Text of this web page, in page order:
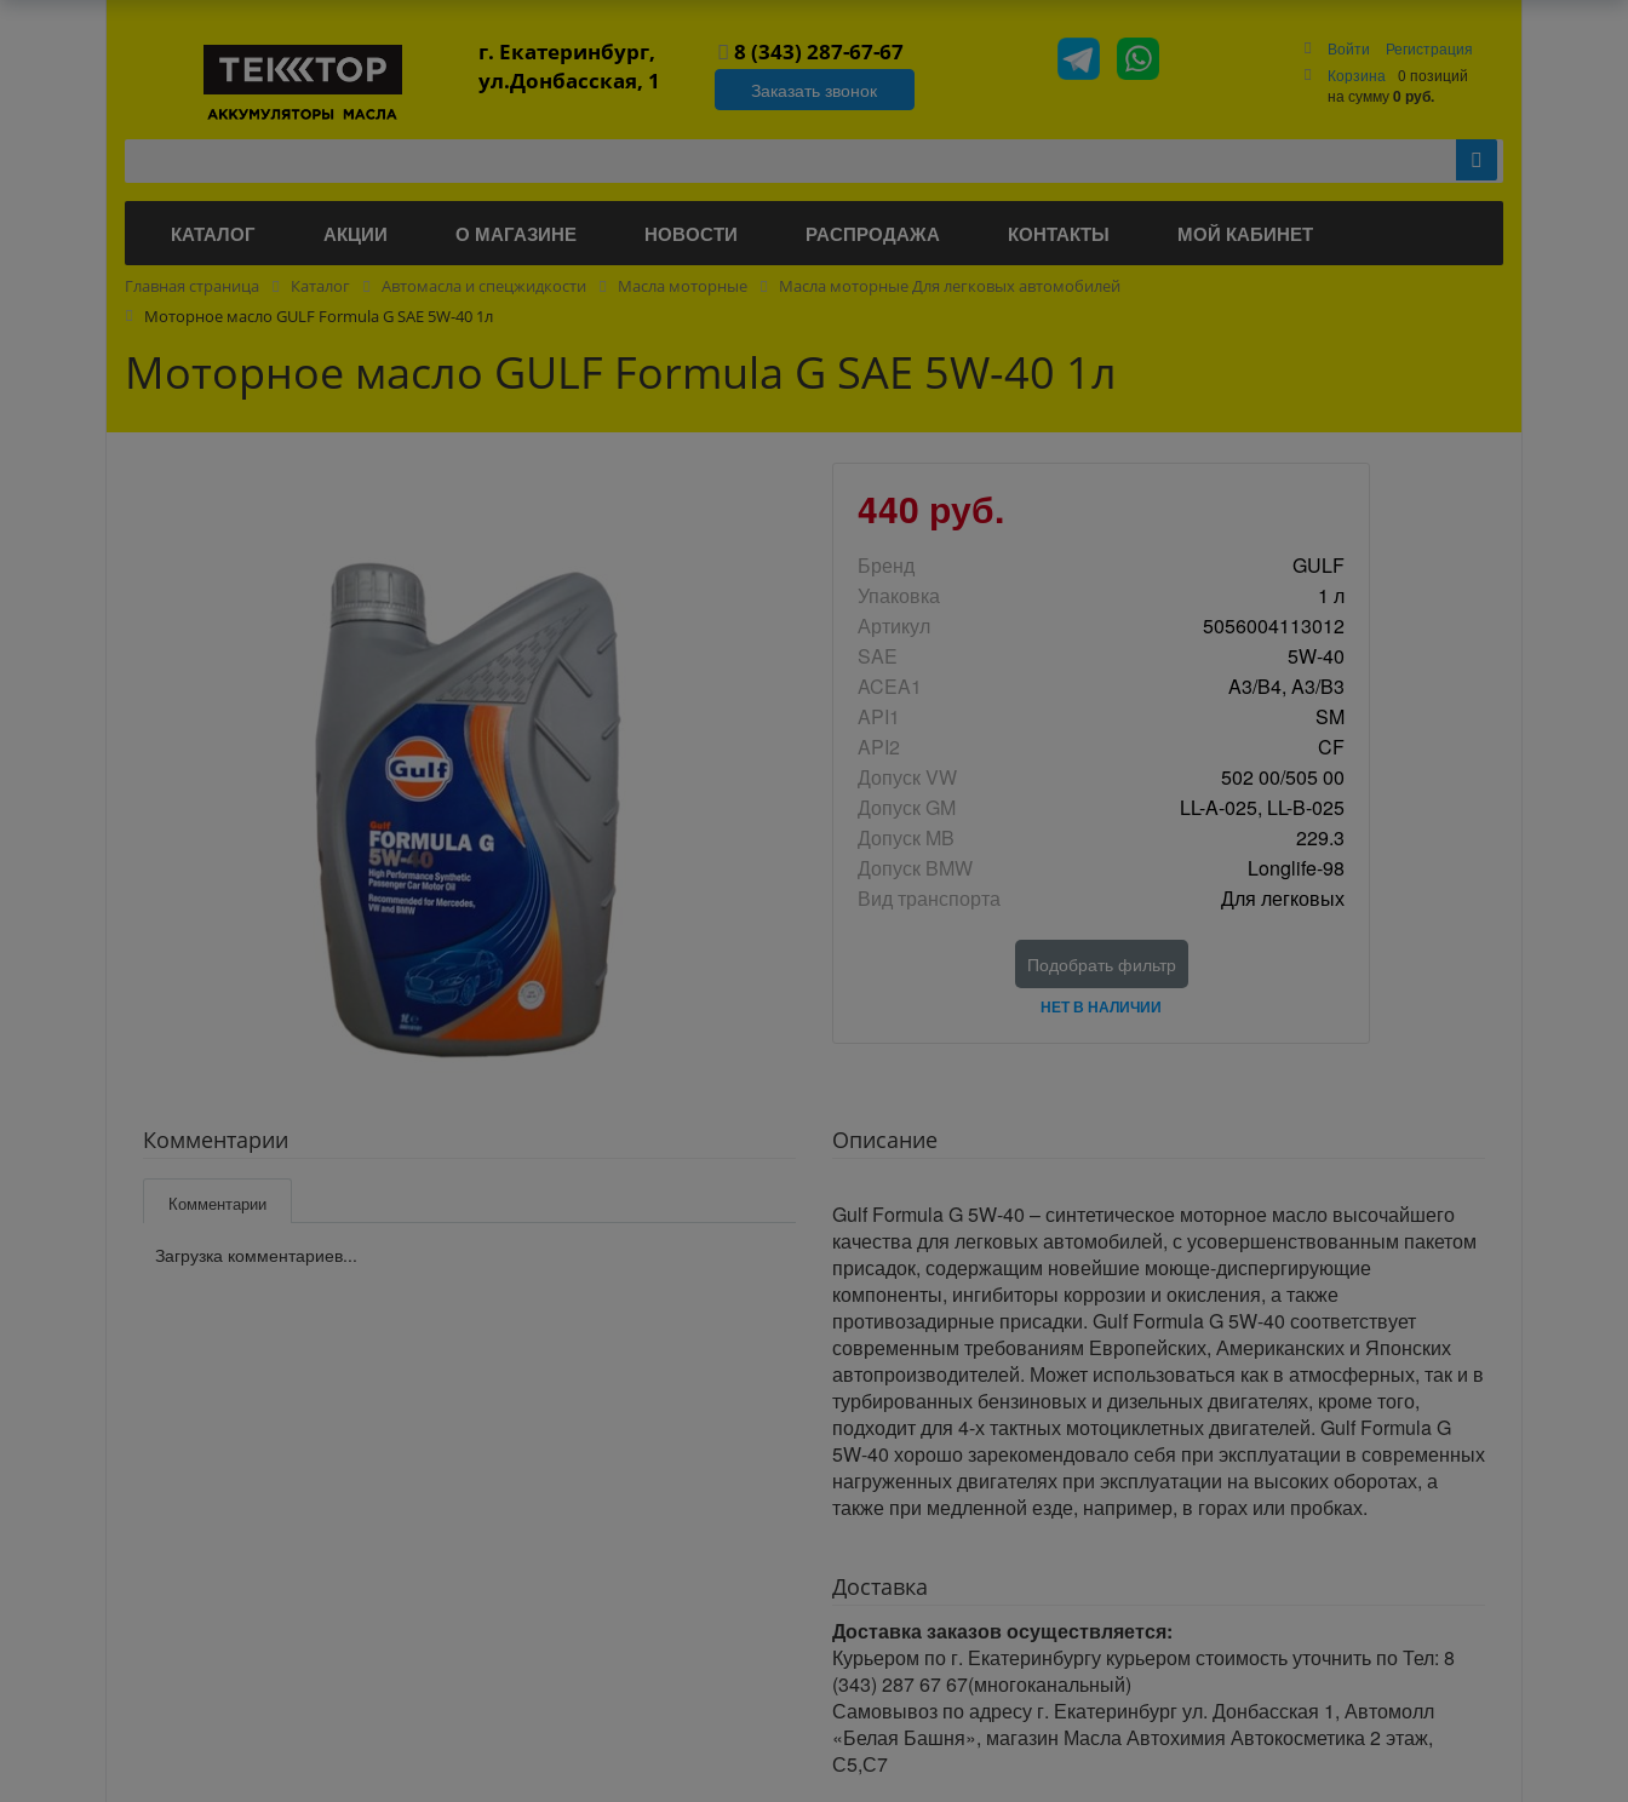
г. Екатеринбург,
ул.Донбасская, 1
8 (343) 287-67-67
Заказать звонок
Войти
Регистрация
Корзина
0 позиций
на сумму0 руб.
КАТАЛОГ АКЦИИ О МАГАЗИНЕ НОВОСТИ РАСПРОДАЖА КОНТАКТЫ МОЙ КАБИНЕТ
Главная страница Каталог Автомасла и спецжидкости Масла моторные
Масла моторные Для легковых автомобилей
Моторное масло GULF Formula G SAE 5W-40 1л
Моторное масло GULF Formula G SAE 5W-40 1л
440 руб.
Бренд
GULF
Упаковка
1 л
Артикул
5056004113012
SAE
5W-40
ACEA1
A3/B4, A3/B3
API1
SM
API2
CF
Допуск VW
502 00/505 00
Допуск GM
LL-A-025, LL-B-025
Допуск MB
229.3
Допуск BMW
Longlife-98
Вид транспорта
Для легковых
Подобрать фильтр
НЕТ В НАЛИЧИИ
Комментарии
Комментарии
Загрузка комментариев...
Описание
Gulf Formula G 5W-40 – синтетическое моторное масло высочайшего
качества для легковых автомобилей, с усовершенствованным пакетом
присадок, содержащим новейшие моюще-диспергирующие
компоненты, ингибиторы коррозии и окисления, а также
противозадирные присадки. Gulf Formula G 5W-40 соответствует
современным требованиям Европейских, Американских и Японских
автопроизводителей. Может использоваться как в атмосферных, так и в
турбированных бензиновых и дизельных двигателях, кроме того,
подходит для 4-х тактных мотоциклетных двигателей. Gulf Formula G
5W-40 хорошо зарекомендовало себя при эксплуатации в современных
нагруженных двигателях при эксплуатации на высоких оборотах, а
также при медленной езде, например, в горах или пробках.
Доставка
Доставка заказов осуществляется:
Курьером по г. Екатеринбургу курьером стоимость уточнить по Тел: 8
(343) 287 67 67(многоканальный)
Самовывоз по адресу г. Екатеринбург ул. Донбасская 1, Автомолл
«Белая Башня», магазин Масла Автохимия Автокосметика 2 этаж,
С5,С7